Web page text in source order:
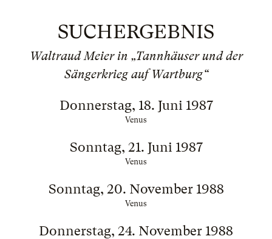
SUCHERGEBNIS
Waltraud Meier in „Tannhäuser und der
Sängerkrieg auf Wartburg“
Donnerstag, 18. Juni 1987
Venus
Sonntag, 21. Juni 1987
Venus
Sonntag, 20. November 1988
Venus
Donnerstag, 24. November 1988